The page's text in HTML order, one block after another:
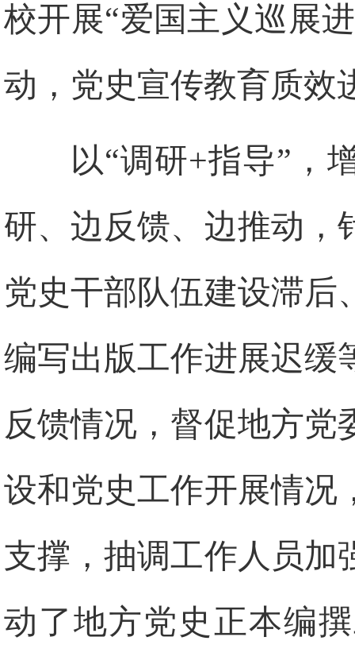
校开展“爱国主义巡展
动，党史宣传教育质效
以“调研+指导”，
研、边反馈、边推动，
党史干部队伍建设滞后
编写出版工作进展迟缓
反馈情况，督促地方党
设和党史工作开展情况
支撑，抽调工作人员加
动了地方党史正本编